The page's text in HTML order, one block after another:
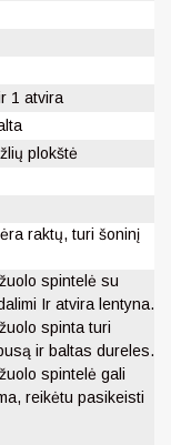
1 atvira
plokštė
raktų, turi šoninį
spintelė su
Ir atvira lentyna.
spinta turi
ir baltas dureles.
spintelė gali
reikėtu pasikeisti